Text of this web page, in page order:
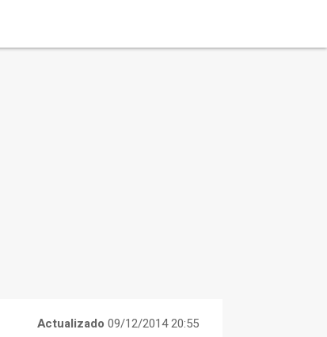
Actualizado 09/12/2014 20:55